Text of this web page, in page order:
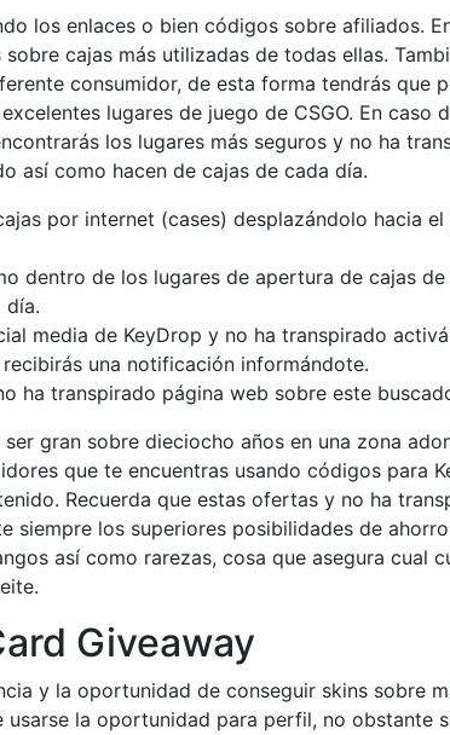
los enlaces o bien códigos sobre afiliados.
cajas más utilizadas de todas ellas.
consumidor, de esta forma tendrás que
lugares de juego de CSGO. En
los lugares más seguros y no ha
así­ como hacen de cajas de cada día.
por internet (cases) desplazándolo hacia
dentro de los lugares de apertura de cajas
día.
media de KeyDrop y no ha transpirado
una notificación informándote.
ha transpirado página web sobre este
gran sobre dieciocho años en una zona
que te encuentras usando códigos para
Recuerda que estas ofertas y no ha
siempre los superiores posibilidades de
así­ como rarezas, cosa que asegura cual
Giveaway
y la oportunidad de conseguir skins sobre
la oportunidad para perfil, no obstante